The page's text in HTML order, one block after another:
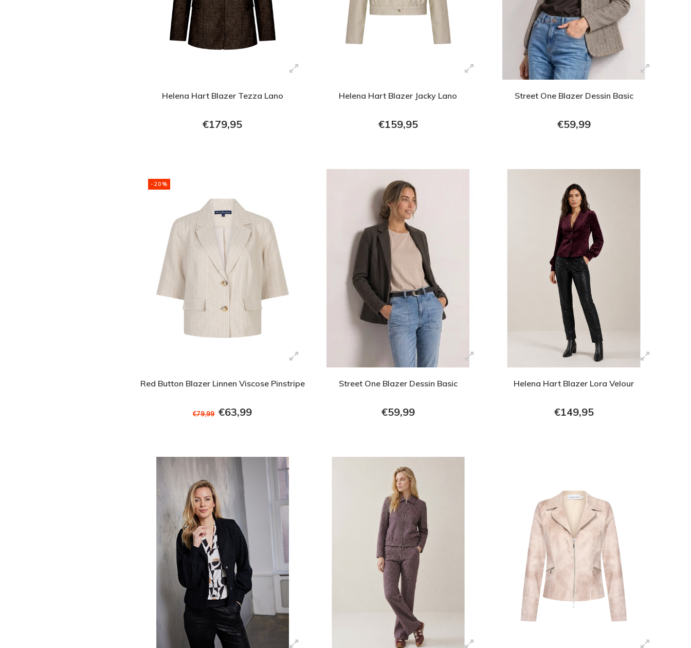
Helena Hart Blazer Tezza Lano
€179,95
Helena Hart Blazer Jacky Lano
€159,95
Street One Blazer Dessin Basic
€59,99
-20%
Red Button Blazer Linnen Viscose Pinstripe
€79,99 €63,99
Street One Blazer Dessin Basic
€59,99
Helena Hart Blazer Lora Velour
€149,95